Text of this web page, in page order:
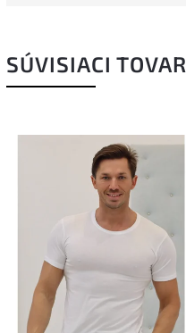
SÚVISIACI TOVAR